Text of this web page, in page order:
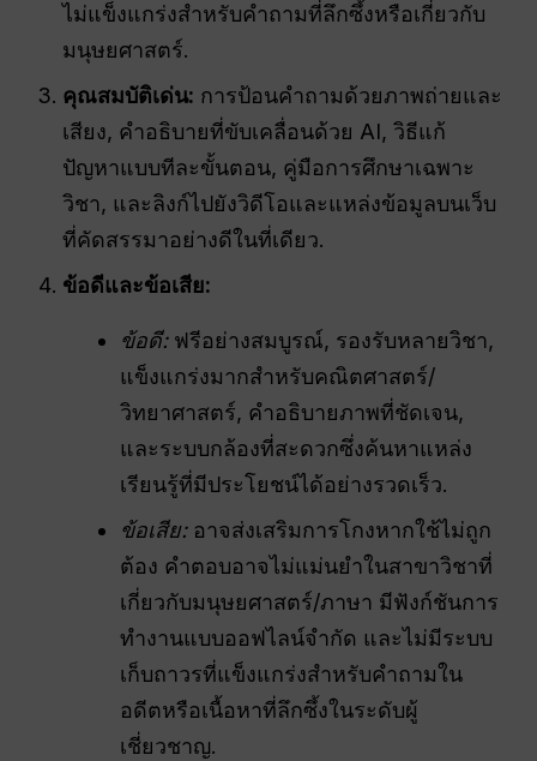
ไม่แข็งแกร่งสำหรับคำถามที่ลึกซึ้งหรือเกี่ยวกับ
มนุษยศาสตร์.
คุณสมบัติเด่น: การป้อนคำถามด้วยภาพถ่ายและ
เสียง, คำอธิบายที่ขับเคลื่อนด้วย AI, วิธีแก้
ปัญหาแบบทีละขั้นตอน, คู่มือการศึกษาเฉพาะ
วิชา, และลิงก์ไปยังวิดีโอและแหล่งข้อมูลบนเว็บ
ที่คัดสรรมาอย่างดีในที่เดียว.
ข้อดีและข้อเสีย:
ข้อดี:ฟรีอย่างสมบูรณ์, รองรับหลายวิชา,
แข็งแกร่งมากสำหรับคณิตศาสตร์/
วิทยาศาสตร์, คำอธิบายภาพที่ชัดเจน,
และระบบกล้องที่สะดวกซึ่งค้นหาแหล่ง
เรียนรู้ที่มีประโยชน์ได้อย่างรวดเร็ว.
ข้อเสีย:อาจส่งเสริมการโกงหากใช้ไม่ถูก
ต้อง คำตอบอาจไม่แม่นยำในสาขาวิชาที่
เกี่ยวกับมนุษยศาสตร์/ภาษา มีฟังก์ชันการ
ทำงานแบบออฟไลน์จำกัด และไม่มีระบบ
เก็บถาวรที่แข็งแกร่งสำหรับคำถามใน
อดีตหรือเนื้อหาที่ลึกซึ้งในระดับผู้
เชี่ยวชาญ.